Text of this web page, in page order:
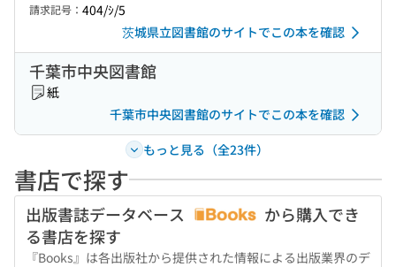
請求記号： 404/ｼ/5
茨城県立図書館のサイトでこの本を確認
千葉市中央図書館
紙
千葉市中央図書館のサイトでこの本を確認
もっと見る（全23件）
書店で探す
出版書誌データベース
から購入でき
る書店を探す
『Books』は各出版社から提供された情報による出版業界のデ